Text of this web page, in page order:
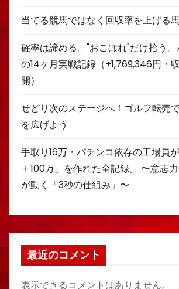
当てる競馬ではなく回収率を上げる
確率は諦める。"おこぼれ"だけ拾う
の14ヶ月実戦記録（+1,769,346円・
開）
せどり次のステージへ！ゴルフ転売
を広げよう
手取り16万・パチンコ依存の工場員
＋100万」を作れた全記録。 〜意志
が動く「3秒の仕組み」〜
最近のコメント
表示できるコメントはありません。